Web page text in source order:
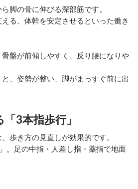
脚の骨に伸びる深部筋です。
る、体幹を安定させるといった働き
盤が前傾しやすく、反り腰になりや
、姿勢が整い、脚がまっすぐ前に出
3本指歩行」
歩き方の見直しが効果的です。
。足の中指・人差し指・薬指で地面